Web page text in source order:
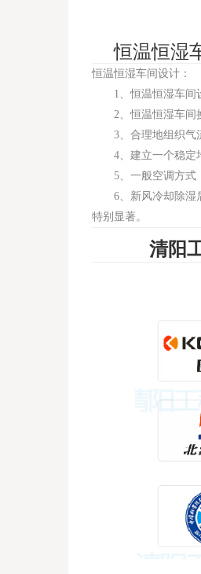
恒温恒湿
恒温恒湿车间设计：
1、恒温恒湿车间设
2、恒温恒湿车间换
3、合理地组织气流
4、建立一个稳定均
5、一般空调方式，
6、新风冷却除湿后
特别显著。
清阳